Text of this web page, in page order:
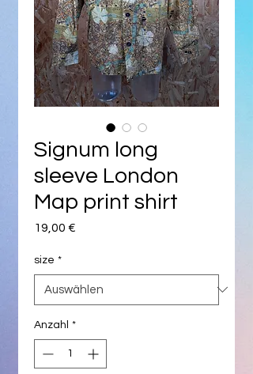
Signum long
sleeve London
Map print shirt
19,00 €
size *
Anzahl *